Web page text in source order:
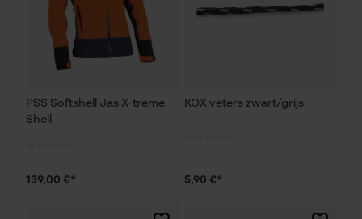
PSS Softshell Jas X-treme
Shell
139,00 €*
KOX veters zwart/grijs
5,90 €*